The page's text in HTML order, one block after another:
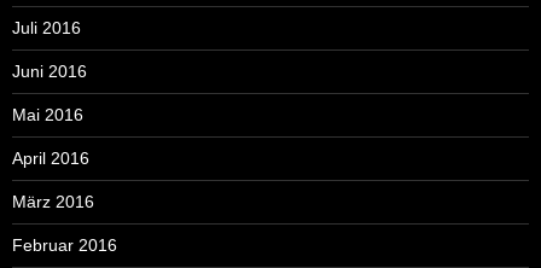
Juli 2016
Juni 2016
Mai 2016
April 2016
März 2016
Februar 2016